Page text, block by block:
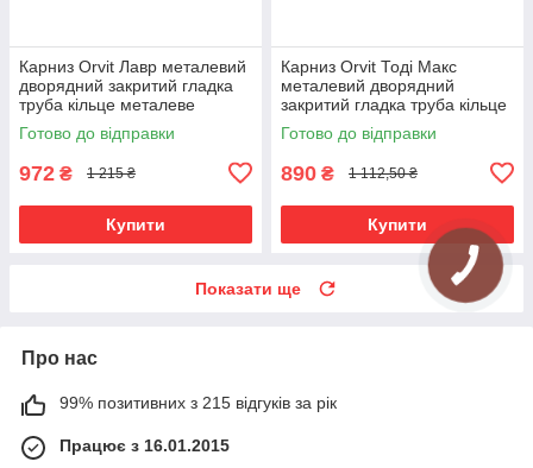
Карниз Orvit Лавр металевий
дворядний закритий гладка
труба кільце металеве
Золото Матове - Блакить
16\16 мм 160 см (00-
Готово до відправки
972 ₴ 1 215 ₴
Купити
Карниз Orvit Тоді Макс
металевий дворядний
закритий гладка труба кільце
металеве Золото Матове -
Блакить 16\16 мм 160 см
Готово до відправки
890 ₴ 1 112,50 ₴
Купити
Показати ще
Про нас
99% позитивних з 215 відгуків за рік
Працює з 16.01.2015